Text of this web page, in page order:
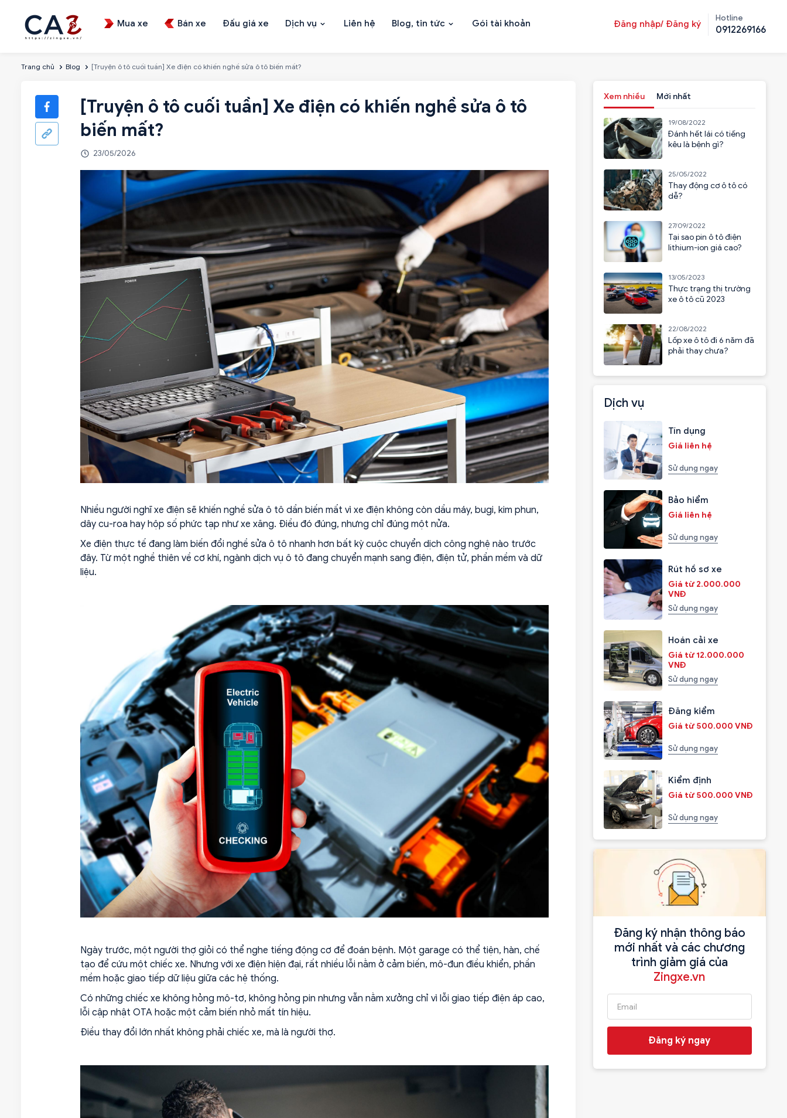
Mua xe Bán xe Đấu giá xe Dịch vụ Liên hệ Blog, tin tức Gói tài khoản Đăng nhập/ Đăng ký
Hotline
0912269166
Trang chủ Blog [Truyện ô tô cuối tuần] Xe điện có khiến nghề sửa ô tô biến mất?
[Truyện ô tô cuối tuần] Xe điện có khiến nghề sửa ô tô
biến mất?
23/05/2026
Nhiều người nghĩ xe điện sẽ khiến nghề sửa ô tô dần biến mất vì xe điện không còn dầu máy, bugi, kim phun,
dây cu-roa hay hộp số phức tạp như xe xăng. Điều đó đúng, nhưng chỉ đúng một nửa.
Xe điện thực tế đang làm biến đổi nghề sửa ô tô nhanh hơn bất kỳ cuộc chuyển dịch công nghệ nào trước
đây. Từ một nghề thiên về cơ khí, ngành dịch vụ ô tô đang chuyển mạnh sang điện, điện tử, phần mềm và dữ
liệu.
Ngày trước, một người thợ giỏi có thể nghe tiếng động cơ để đoán bệnh. Một garage có thể tiện, hàn, chế
tạo để cứu một chiếc xe. Nhưng với xe điện hiện đại, rất nhiều lỗi nằm ở cảm biến, mô-đun điều khiển, phần
mềm hoặc giao tiếp dữ liệu giữa các hệ thống.
Có những chiếc xe không hỏng mô-tơ, không hỏng pin nhưng vẫn nằm xưởng chỉ vì lỗi giao tiếp điện áp cao,
lỗi cập nhật OTA hoặc một cảm biến nhỏ mất tín hiệu.
Điều thay đổi lớn nhất không phải chiếc xe, mà là người thợ.
Xem nhiều Mới nhất
19/08/2022
Đánh hết lái có tiếng
kêu là bệnh gì?
25/05/2022
Thay động cơ ô tô có
dễ?
27/09/2022
Tại sao pin ô tô điện
lithium-ion giá cao?
13/05/2023
Thực trạng thị trường
xe ô tô cũ 2023
22/08/2022
Lốp xe ô tô đi 6 năm đã
phải thay chưa?
Dịch vụ
Tín dụng
Giá liên hệ
Sử dụng ngay
Bảo hiểm
Giá liên hệ
Sử dụng ngay
Rút hồ sơ xe
Giá từ 2.000.000
VNĐ
Sử dụng ngay
Hoán cải xe
Giá từ 12.000.000
VNĐ
Sử dụng ngay
Đăng kiểm
Giá từ 500.000 VNĐ
Sử dụng ngay
Kiểm định
Giá từ 500.000 VNĐ
Sử dụng ngay
Đăng ký nhận thông báo
mới nhất và các chương
trình giảm giá của
Zingxe.vn
Đăng ký ngay